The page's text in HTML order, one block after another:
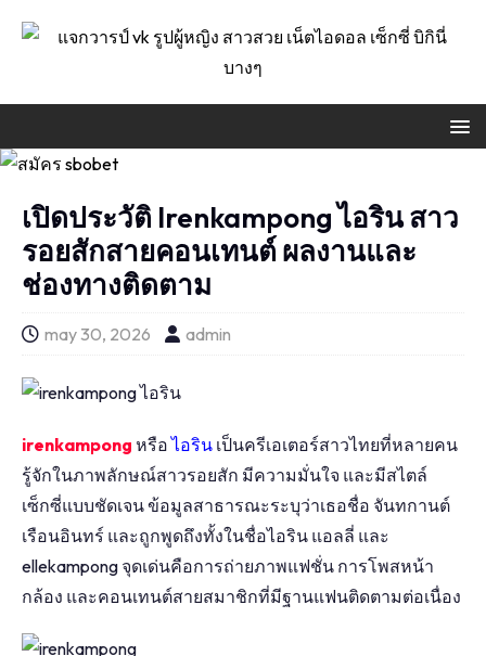
เปิดประวัติ Irenkampong ไอริน สาว
รอยสักสายคอนเทนต์ ผลงานและ
ช่องทางติดตาม
may 30, 2026 admin
irenkampong หรือไอริน เป็นครีเอเตอร์สาวไทยที่หลายคน
รู้จักในภาพลักษณ์สาวรอยสัก มีความมั่นใจ และมีสไตล์
เซ็กซี่แบบชัดเจน ข้อมูลสาธารณะระบุว่าเธอชื่อ จันทกานต์
เรือนอินทร์ และถูกพูดถึงทั้งในชื่อไอริน แอลลี่ และ
ellekampong จุดเด่นคือการถ่ายภาพแฟชั่น การโพสหน้า
กล้อง และคอนเทนต์สายสมาชิกที่มีฐานแฟนติดตามต่อเนื่อง